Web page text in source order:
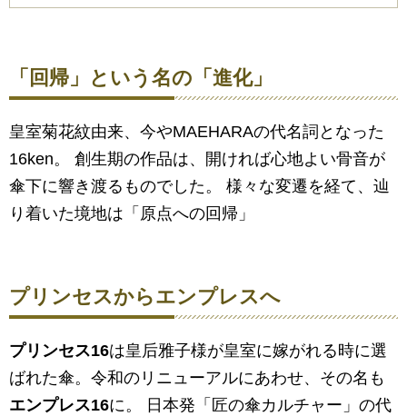
「回帰」という名の「進化」
皇室菊花紋由来、今やMAEHARAの代名詞となった
16ken。 創生期の作品は、開ければ心地よい骨音が
傘下に響き渡るものでした。 様々な変遷を経て、辿
り着いた境地は「原点への回帰」
プリンセスからエンプレスへ
プリンセス16は皇后雅子様が皇室に嫁がれる時に選
ばれた傘。令和のリニューアルにあわせ、その名も
エンプレス16に。 日本発「匠の傘カルチャー」の代